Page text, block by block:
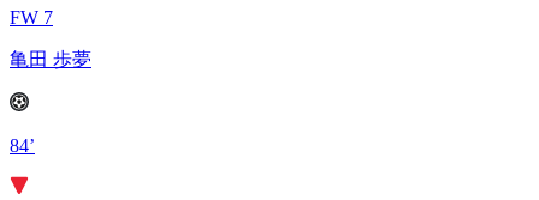
FW 7
亀田 歩夢
84’